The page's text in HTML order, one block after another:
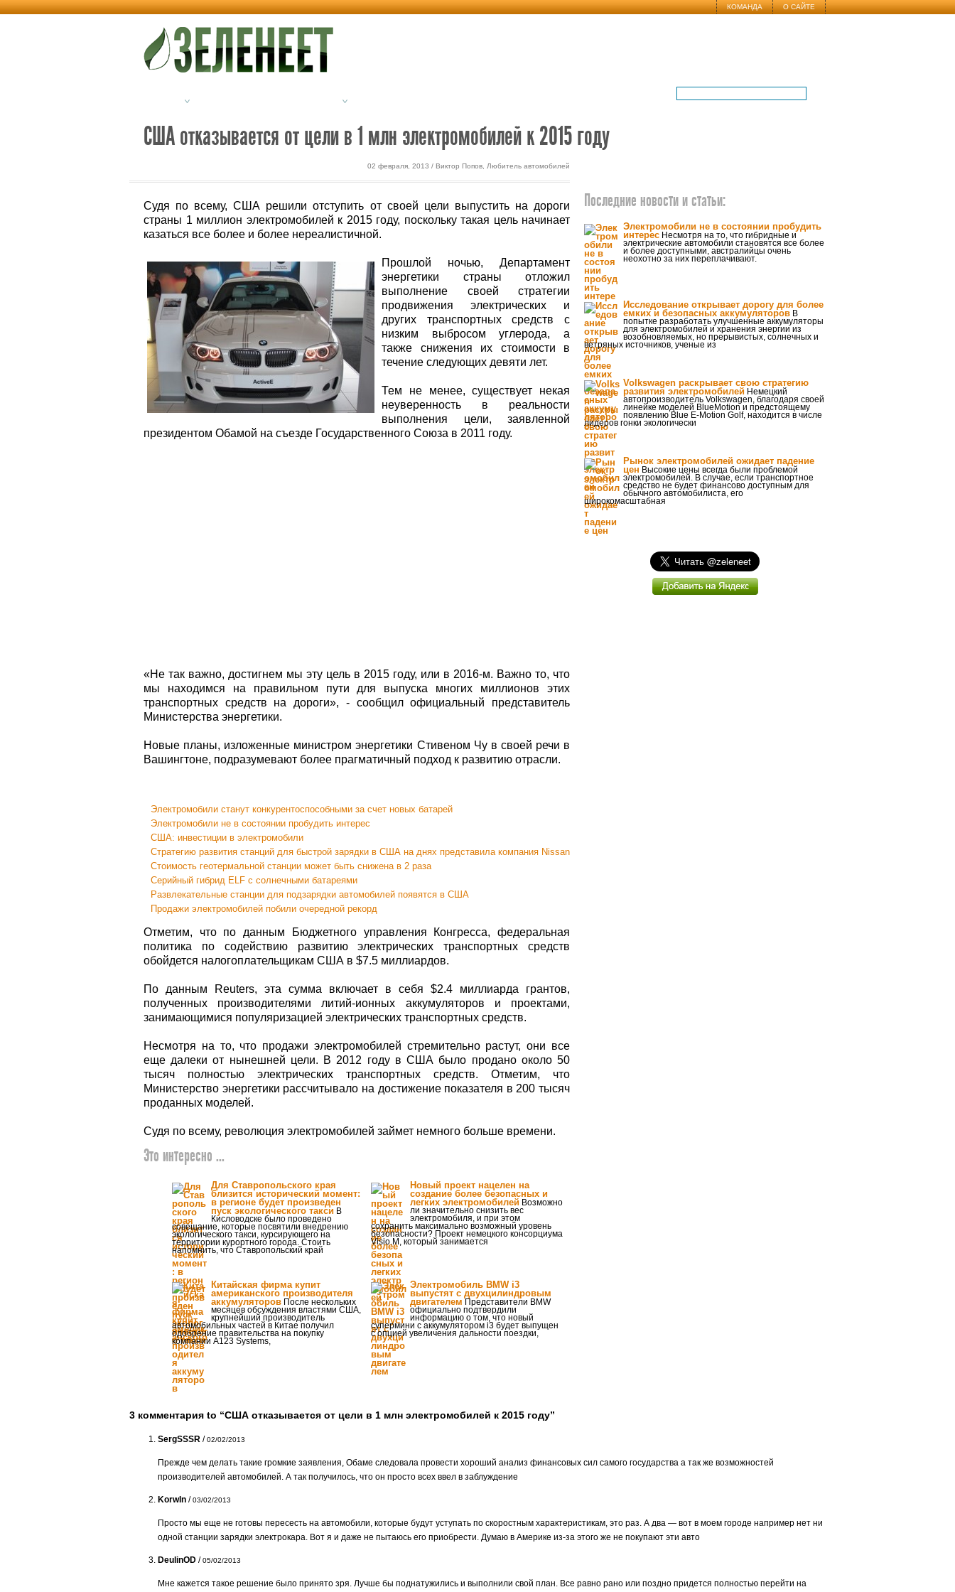
КОМАНДА О САЙТЕ
США отказывается от цели в 1 млн электромобилей к 2015 году
02 февраля, 2013 / Виктор Попов, Любитель автомобилей
Судя по всему, США решили отступить от своей цели выпустить на дороги
страны 1 миллион электромобилей к 2015 году, поскольку такая цель начинает
казаться все более и более нереалистичной.
Прошлой ночью, Департамент
энергетики страны отложил
выполнение своей стратегии
продвижения электрических и
других транспортных средств с
низким выбросом углерода, а
также снижения их стоимости в
течение следующих девяти лет.
Тем не менее, существует некая
неуверенность в реальности
выполнения цели, заявленной
президентом Обамой на съезде Государственного Союза в 2011 году.
«Не так важно, достигнем мы эту цель в 2015 году, или в 2016-м. Важно то, что
мы находимся на правильном пути для выпуска многих миллионов этих
транспортных средств на дороги», - сообщил официальный представитель
Министерства энергетики.
Новые планы, изложенные министром энергетики Стивеном Чу в своей речи в
Вашингтоне, подразумевают более прагматичный подход к развитию отрасли.
Электромобили станут конкурентоспособными за счет новых батарей
Электромобили не в состоянии пробудить интерес
США: инвестиции в электромобили
Стратегию развития станций для быстрой зарядки в США на днях представила компания Nissan
Стоимость геотермальной станции может быть снижена в 2 раза
Серийный гибрид ELF с солнечными батареями
Развлекательные станции для подзарядки автомобилей появятся в США
Продажи электромобилей побили очередной рекорд
Отметим, что по данным Бюджетного управления Конгресса, федеральная
политика по содействию развитию электрических транспортных средств
обойдется налогоплательщикам США в $7.5 миллиардов.
По данным Reuters, эта сумма включает в себя $2.4 миллиарда грантов,
полученных производителями литий-ионных аккумуляторов и проектами,
занимающимися популяризацией электрических транспортных средств.
Несмотря на то, что продажи электромобилей стремительно растут, они все
еще далеки от нынешней цели. В 2012 году в США было продано около 50
тысяч полностью электрических транспортных средств. Отметим, что
Министерство энергетики рассчитывало на достижение показателя в 200 тысяч
проданных моделей.
Судя по всему, революция электромобилей займет немного больше времени.
Это интересно ...
Для Ставропольского края
близится исторический момент:
в регионе будет произведен
пуск экологического такси В
Кисловодске было проведено
совещание, которые посвятили внедрению
экологического такси, курсирующего на
территории курортного города. Стоить
напомнить, что Ставропольский край
Новый проект нацелен на
создание более безопасных и
легких электромобилей Возможно
ли значительно снизить вес
электромобиля, и при этом
сохранить максимально возможный уровень
безопасности? Проект немецкого консорциума
Visio.M, который занимается
Китайская фирма купит
американского производителя
аккумуляторов После нескольких
месяцев обсуждения властями США,
крупнейший производитель
автомобильных частей в Китае получил
одобрение правительства на покупку
компании A123 Systems,
Электромобиль BMW i3
выпустят с двухцилиндровым
двигателем Представители BMW
официально подтвердили
информацию о том, что новый
супермини с аккумулятором i3 будет выпущен
с опцией увеличения дальности поездки,
Последние новости и статьи:
Электромобили не в состоянии пробудить
интерес Несмотря на то, что гибридные и
электрические автомобили становятся все более
и более доступными, австралийцы очень
неохотно за них переплачивают.
Исследование открывает дорогу для более
емких и безопасных аккумуляторов В
попытке разработать улучшенные аккумуляторы
для электромобилей и хранения энергии из
возобновляемых, но прерывистых, солнечных и
ветряных источников, ученые из
Volkswagen раскрывает свою стратегию
развития электромобилей Немецкий
автопроизводитель Volkswagen, благодаря своей
линейке моделей BlueMotion и предстоящему
появлению Blue E-Motion Golf, находится в числе
лидеров гонки экологически
Рынок электромобилей ожидает падение
цен Высокие цены всегда были проблемой
электромобилей. В случае, если транспортное
средство не будет финансово доступным для
обычного автомобилиста, его
широкомасштабная
3 комментария to “США отказывается от цели в 1 млн электромобилей к 2015 году”
SergSSSR /02/02/2013
Прежде чем делать такие громкие заявления, Обаме следовала провести хороший анализ финансовых сил самого государства а так же возможностей
производителей автомобилей. А так получилось, что он просто всех ввел в заблуждение
KorwIn /03/02/2013
Просто мы еще не готовы пересесть на автомобили, которые будут уступать по скоростным характеристикам, это раз. А два — вот в моем городе например нет ни
одной станции зарядки электрокара. Вот я и даже не пытаюсь его приобрести. Думаю в Америке из-за этого же не покупают эти авто
DeulinOD /05/02/2013
Мне кажется такое решение было принято зря. Лучше бы поднатужились и выполнили свой план. Все равно рано или поздно придется полностью перейти на